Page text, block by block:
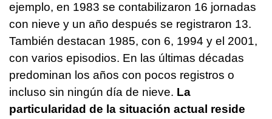
ejemplo, en 1983 se contabilizaron 16 jornadas
con nieve y un año después se registraron 13.
También destacan 1985, con 6, 1994 y el 2001,
con varios episodios. En las últimas décadas
predominan los años con pocos registros o
incluso sin ningún día de nieve. La
particularidad de la situación actual reside